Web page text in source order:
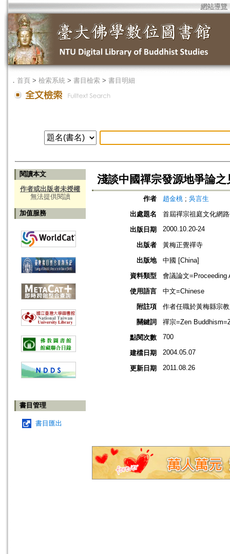
網站導覽
． 首頁 > 檢索系統 > 書目檢索 > 書目明細
閱讀本文
作者或出版者未授權
無法提供閱讀
加值服務
書目管理
書目匯出
淺談中國禪宗發源地爭論之
作者 趙金桃 ; 吳言生
出處題名
首屆禪宗祖庭文化網
出版日期
2000.10.20-24
出版者
黃梅正覺禪寺
出版地
中國 [China]
資料類型
會議論文=Proceeding
使用語言
中文=Chinese
附註項
作者任職於黃梅縣宗
關鍵詞
禪宗=Zen
點閱次數
700
建檔日期 2004.05.07
更新日期 2011.08.26